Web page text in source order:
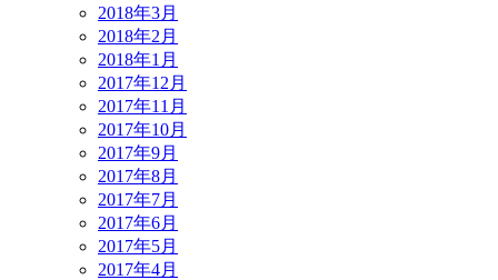
2018年3月
2018年2月
2018年1月
2017年12月
2017年11月
2017年10月
2017年9月
2017年8月
2017年7月
2017年6月
2017年5月
2017年4月